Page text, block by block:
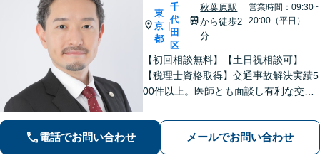
東
京
都
千
代
田
区
秋葉原駅
から徒歩2
分
営業時間：09:30~
20:00（平日）
【初回相談無料】【土日祝相談可】
【税理士資格取得】交通事故解決実績5
00件以上。医師とも面談し有利な交渉
の財産分与のノウハウ多数。相続時の
税金対策もお任せください。【夫婦カ
ウンセラー常駐】
電話でお問い合わせ メールでお問い合わせ